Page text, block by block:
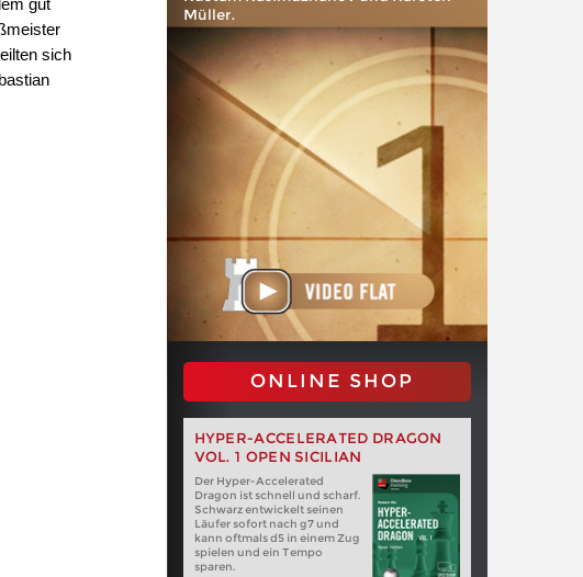
sich
Müller.
ONLINE SHOP
HYPER-ACCELERATED DRAGON
VOL. 1 OPEN SICILIAN
Der Hyper-Accelerated
Dragon ist schnell und scharf.
Schwarz entwickelt seinen
Läufer sofort nach g7 und
kann oftmals d5 in einem Zug
spielen und ein Tempo
sparen.